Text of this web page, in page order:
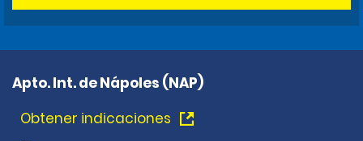
Apto. Int. de Nápoles (NAP)
Obtener indicaciones